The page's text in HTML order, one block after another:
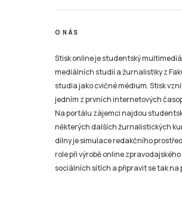
O NÁS
Stisk online je studentský
mediálních studií a žurnalistiky z
studia jako cvičné médium. Stisk
jedním z prvních internetových
Na portálu zájemci najdou
některých dalších žurnalistických
dílny je simulace redakčního
role při výrobě online
sociálních sítích a připravit se tak na